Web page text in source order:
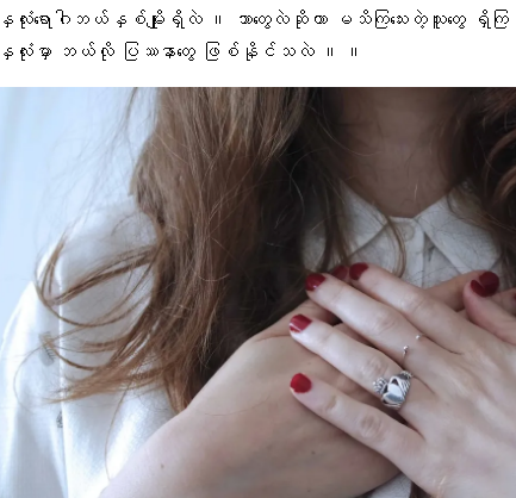
နှလုံးရောဂါ ဘယ်နှစ်မျိုးရှိလဲ ။ ဘာတွေလဲဆိုတာ မသိကြသေးတဲ့သူတွေ
နှလုံးမှာ ဘယ်လို ပြဿနာတွေ ဖြစ်နိုင်သလဲ ။ ။